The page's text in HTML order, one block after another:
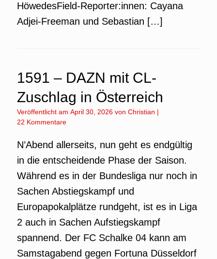
HöwedesField-Reporter:innen: Cayana
Adjei-Freeman und Sebastian […]
1591 – DAZN mit CL-
Zuschlag in Österreich
Veröffentlicht am April 30, 2026 von Christian |
22 Kommentare
N’Abend allerseits, nun geht es endgültig
in die entscheidende Phase der Saison.
Während es in der Bundesliga nur noch in
Sachen Abstiegskampf und
Europapokalplätze rundgeht, ist es in Liga
2 auch in Sachen Aufstiegskampf
spannend. Der FC Schalke 04 kann am
Samstagabend gegen Fortuna Düsseldorf